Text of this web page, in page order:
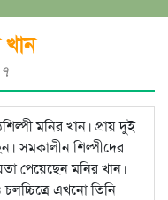
মনির খান। প্রায় দুই
সমকালীন শিল্পীদের
পেয়েছেন মনির খান।
এখনো তিনি